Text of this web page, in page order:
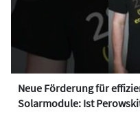
Neue Förderung für
Solarmodule: Ist